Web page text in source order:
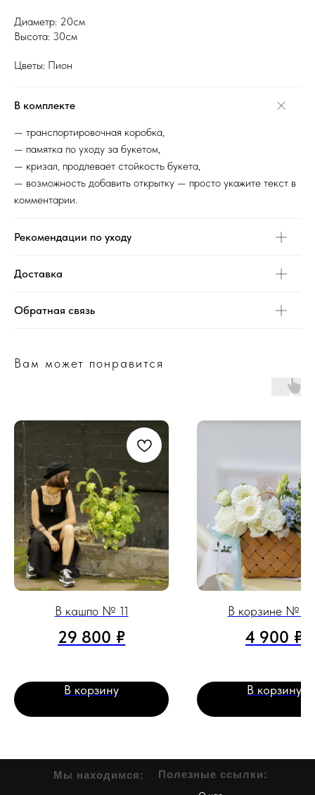
Диаметр: 20см
Высота: 30см
Цветы: Пион
В комплекте
— транспортировочная коробка,
— памятка по уходу за букетом,
— кризал, продлевает стойкость букета,
— возможность добавить открытку — просто укажите текст в
комментарии.
Рекомендации по уходу
Доставка
Обратная связь
Вам может понравится
В кашпо № 11
29 800 ₽
В корзину
В корзине №
4 900 ₽
В корзину
Полезные ссылки:
Мы находимся: